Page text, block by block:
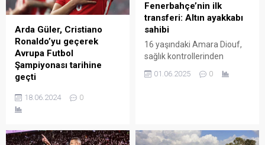
Arda Güler, Cristiano
Ronaldo’yu geçerek
Avrupa Futbol
Şampiyonası tarihine
geçti
Milli futbolcu Arda Güler,
Gürcistan karşısında
kaydettiği golle Cristiano
Futbol Şampiyonası
18.06.2024 0
Fenerbahçe’nin ilk
transferi: Altın ayakkabı
sahibi
16 yaşındaki Amara Diouf,
sağlık kontrollerinden
Fenerbahçe’ye bağlayan
01.06.2025 0